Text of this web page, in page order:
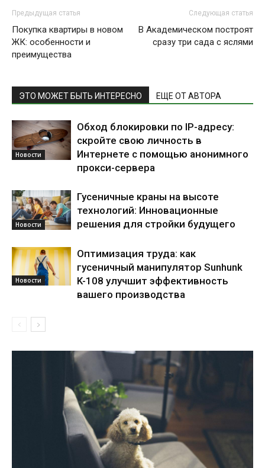
Предыдущая статья
Покупка квартиры в новом
ЖК: особенности и
преимущества
Следующая статья
В Академическом построят
сразу три сада с яслями
ЭТО МОЖЕТ БЫТЬ ИНТЕРЕСНО ЕЩЕ ОТ АВТОРА
Новости
Обход блокировки по IP-адресу:
скройте свою личность в
Интернете с помощью анонимного
прокси-сервера
Новости
Гусеничные краны на высоте
технологий: Инновационные
решения для стройки будущего
Новости
Оптимизация труда: как
гусеничный манипулятор Sunhunk
K-108 улучшит эффективность
вашего производства